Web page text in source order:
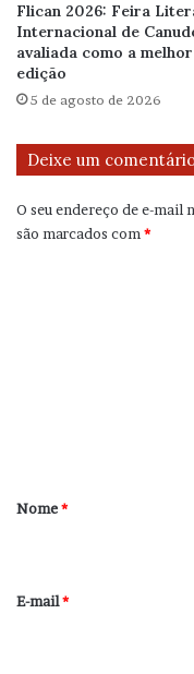
Flican 2026: Feira
Internacional de
avaliada como a melhor
edição
5 de agosto de 2026
Deixe um
O seu endereço de e-mail
são marcados com*
r
*
Nome*
E-mail*